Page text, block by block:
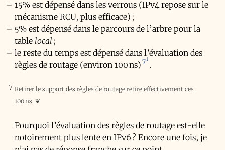
15% est dépensé dans les verrous (IPv4 repose sur le
mécanisme RCU, plus efficace) ;
5% est dépensé dans le parcours de l’arbre pour la
table local ;
le reste du temps est dépensé dans l’évaluation des
règles de routage (environ 100 ns)7 .
7 Retirer le support des règles de routage retire effectivement ces
100 ns. ❦
Pourquoi l’évaluation des règles de routage est-elle
notoirement plus lente en IPv6 ? Encore une fois, je